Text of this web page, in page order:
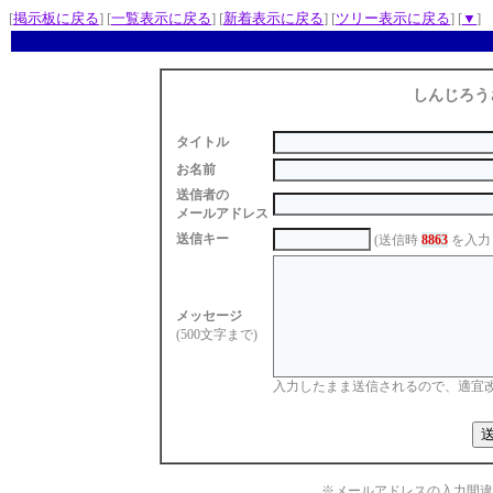
[掲示板に戻る] [一覧表示に戻る] [新着表示に戻る] [ツリー表示に戻る] [▼ ]
しんじろ
タイトル
お名前
送信者の
メールアドレス
送信キー
(送信時 8863を入力
メッセージ
(500文字まで)
入力したまま送信されるので、適宜